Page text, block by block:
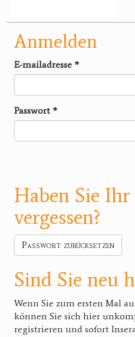
Anmelden
E-mailadresse *
Passwort *
Haben Sie Ihr
vergessen?
Passwort zurücksetzen
Sind Sie neu
Wenn Sie zum ersten Mal
können Sie sich hier
registrieren und sofort